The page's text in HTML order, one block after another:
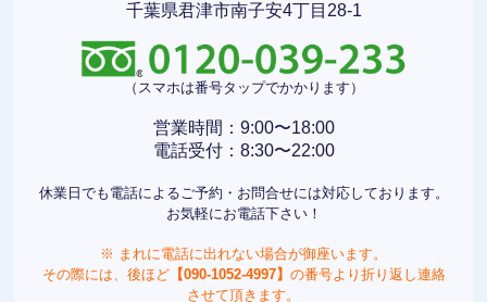
千葉県君津市南子安4丁目28-1
（スマホは番号タップでかかります）
営業時間：9:00〜18:00
電話受付：8:30〜22:00
休業日でも電話によるご予約・お問合せには対応しております。
お気軽にお電話下さい！
※ まれに電話に出れない場合が御座います。
その際には、後ほど【090-1052-4997】 の番号より折り返し連絡
させて頂きます。